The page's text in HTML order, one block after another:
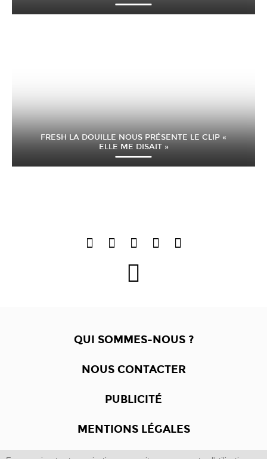
FRESH LA DOUILLE NOUS PRÉSENTE LE CLIP «
ELLE ME DISAIT »
QUI SOMMES-NOUS ?
NOUS CONTACTER
PUBLICITÉ
MENTIONS LÉGALES